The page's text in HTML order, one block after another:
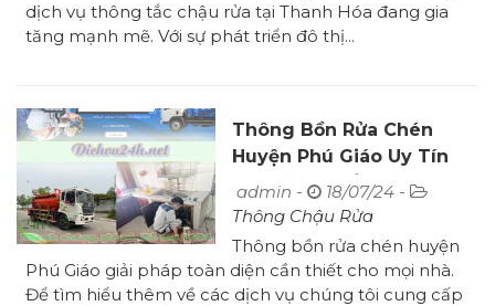
dịch vụ thông tắc chậu rửa tại Thanh Hóa đang gia
tăng mạnh mẽ. Với sự phát triển đô thị...
Thông Bồn Rửa Chén
Huyện Phú Giáo Uy Tín
Giá Rẻ Pv 24/24
admin -
18/07/24 -
Thông Chậu Rửa
Thông bồn rửa chén huyện
Phú Giáo giải pháp toàn diện cần thiết cho mọi nhà.
Để tìm hiểu thêm về các dịch vụ chúng tôi cung cấp